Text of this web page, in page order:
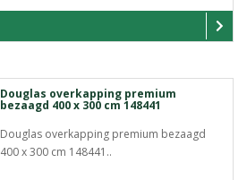
Douglas overkapping premium
bezaagd 400 x 300 cm 148441
Douglas overkapping premium bezaagd
400 x 300 cm 148441..